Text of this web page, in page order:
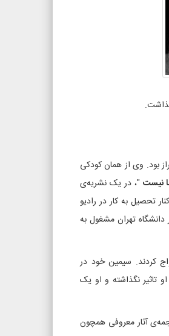
بود. وی از همان کودکی
نیست"، در یک نشریه‌ی
تحصیل به کار در رادیو
تهران مشغول به
کردند. سیمین خود در
تاثیر نگذاشته و او یک
آثار معروفی همچون